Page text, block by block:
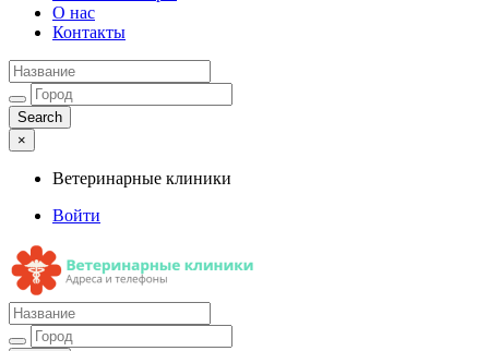
О нас
Контакты
×
Ветеринарные клиники
Войти
Ветеринарные клиники
Адреса и телефоны